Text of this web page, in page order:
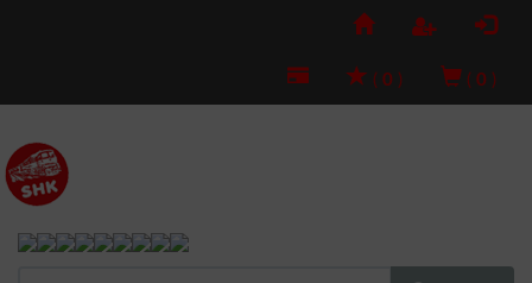
( 0 ) ( 0 )